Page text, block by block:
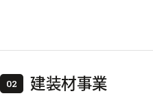
建装材事業